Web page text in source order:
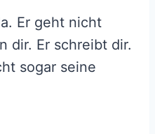
Er geht nicht
dir. Er schreibt dir.
sogar seine